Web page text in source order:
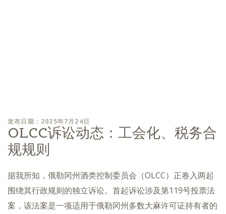
发布日期：2025年7月24日
OLCC诉讼动态：工会化、税务合
规规则
据我所知，俄勒冈州酒类控制委员会（OLCC）正卷入两起
围绕其行政规则的独立诉讼。首起诉讼涉及第119号投票法
案，该法案是一项适用于俄勒冈州多数大麻许可证持有者的